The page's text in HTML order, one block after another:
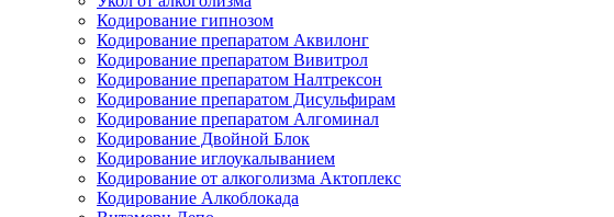
Кодирование гипнозом
Кодирование препаратом Аквилонг
Кодирование препаратом Вивитрол
Кодирование препаратом Налтрексон
Кодирование препаратом Дисульфирам
Кодирование препаратом Алгоминал
Кодирование Двойной Блок
Кодирование иглоукалыванием
Кодирование от алкоголизма Актоплекс
Кодирование Алкоблокада